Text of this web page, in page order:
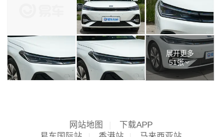
展开更多
51张
网站地图
下载APP